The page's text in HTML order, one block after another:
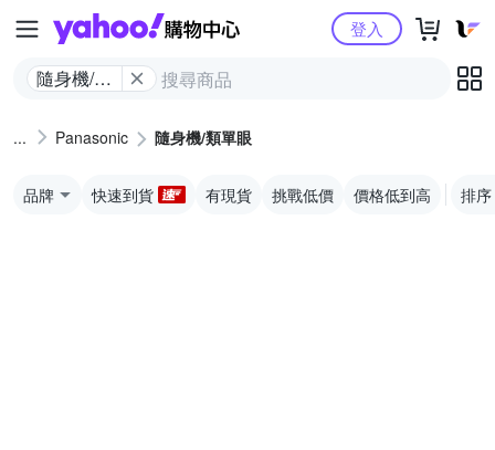
Yahoo購物中心
隨身機/類
登入
Panasonic 隨身機/類單眼
品牌 快速到貨 有現貨 挑戰低價 價格低到高 排序